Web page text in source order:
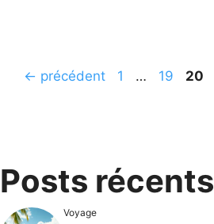
← précédent Page
1 … Page
19 Page
20
Posts récents
Voyage